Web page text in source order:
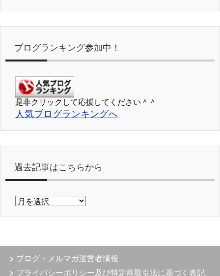
ブログランキング参加中！
是非クリックして応援してください＾＾
人気ブログランキングへ
過去記事はこちらから
過
ち
ら
ブログ・メルマガ運営者情報
プライバシーポリシー及び特定商取引法に基づく表記